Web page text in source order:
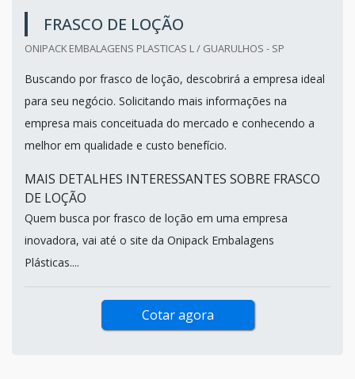
FRASCO DE LOÇÃO
ONIPACK EMBALAGENS PLASTICAS L / GUARULHOS - SP
Buscando por frasco de loção, descobrirá a empresa ideal
para seu negócio. Solicitando mais informações na
empresa mais conceituada do mercado e conhecendo a
melhor em qualidade e custo benefício.
MAIS DETALHES INTERESSANTES SOBRE FRASCO
DE LOÇÃO
Quem busca por frasco de loção em uma empresa
inovadora, vai até o site da Onipack Embalagens
Plásticas....
Cotar agora